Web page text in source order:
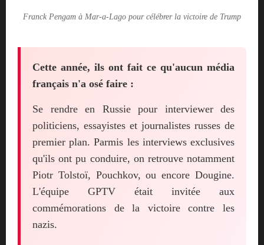
Franck Pengam à Mar-a-Lago pour célébrer la victoire de Trump
Cette année, ils ont fait ce qu'aucun média
français n'a osé faire :
Se rendre en Russie pour interviewer des
politiciens, essayistes et journalistes russes de
premier plan. Parmis les interviews exclusives
qu'ils ont pu conduire, on retrouve notamment
Piotr Tolstoï, Pouchkov, ou encore Dougine.
L'équipe GPTV était invitée aux
commémorations de la victoire contre les
nazis.